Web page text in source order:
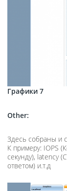
Графики 7
Other:
Здесь собраны и
К примеру: IOPS
секунду), latency
ответом) и.т.д